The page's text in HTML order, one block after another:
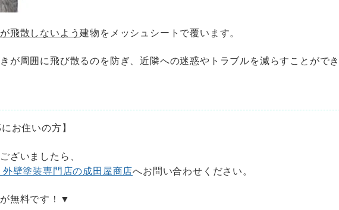
飛散しないよう建物をメッシュシートで覆います。
が周囲に飛び散るのを防ぎ、近隣への迷惑やトラブルを減らすことがで
お住いの方】
ざいましたら、
壁塗装専門店の成田屋商店へお問い合わせください。
無料です！▼